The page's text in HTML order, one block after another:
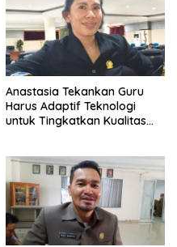
Anastasia Tekankan Guru
Harus Adaptif Teknologi
untuk Tingkatkan Kualitas